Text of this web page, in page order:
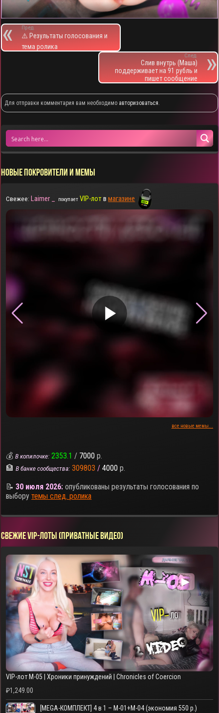
Пред.
⚠️ Результаты голосования и
тема ролика
След.
Слив внутрь (Маша)
поддерживает на 91 рубль и
пишет сообщение
Для отправки комментария вам необходимо авторизоваться.
НОВЫЕ ПОКРОВИТЕЛИ И МЕМЫ
Свежее: Laimer _ покупает VIP-лотвмагазине
▶
все новые мемы...
💰В копилочке: 2353.1 / 7000 р.
🏦В банке сообщества: 309803 / 4000 р.
📝30 июля 2026: опубликованы результаты голосования по
выборутемы след. ролика
СВЕЖИЕ VIP-ЛОТЫ (ПРИВАТНЫЕ ВИДЕО)
▶
VIP-лот M-05 | Хроники принуждений | Chronicles of Coercion
₽1,249.00
[MEGA-КОМПЛЕКТ] 4 в 1 – M-01+M-04 (экономия 550 р.)